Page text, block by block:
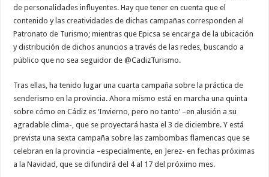
de personalidades influyentes. Hay que tener en cuenta que el
contenido y las creatividades de dichas campañas corresponden al
Patronato de Turismo; mientras que Epicsa se encarga de la ubicación
y distribución de dichos anuncios a través de las redes, buscando a
público que no sea seguidor de @CadizTurismo.
Tras ellas, ha tenido lugar una cuarta campaña sobre la práctica de
senderismo en la provincia. Ahora mismo está en marcha una quinta
sobre cómo en Cádiz es ‘Invierno, pero no tanto’ –en alusión a su
agradable clima-, que se proyectará hasta el 3 de diciembre. Y está
prevista una sexta campaña sobre las zambombas flamencas que se
celebran en la provincia –especialmente, en Jerez- en fechas próximas
a la Navidad, que se difundirá del 4 al 17 del próximo mes.